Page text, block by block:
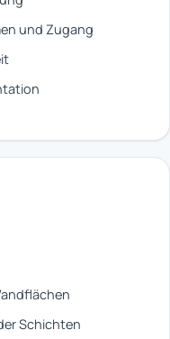
und Zugang
Schichten